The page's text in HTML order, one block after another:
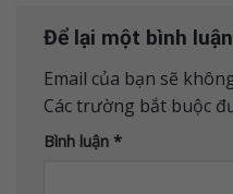
Để lại một bình luận
Email của bạn sẽ
Các trường bắt buộc
Bình luận *